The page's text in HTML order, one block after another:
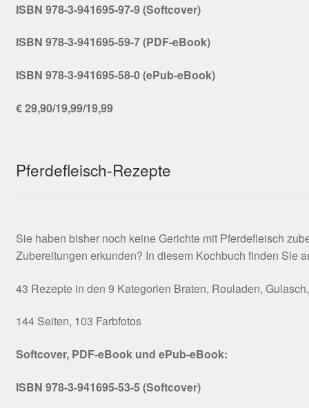
ISBN 978-3-941695-97-9 (Softcover)
ISBN 978-3-941695-59-7 (PDF-eBook)
ISBN 978-3-941695-58-0 (ePub-eBook)
€ 29,90/19,99/19,99
Pferdefleisch-Rezepte
Sie haben bisher noch keine Gerichte mit Pferdefleisch
Zubereitungen erkunden? In diesem Kochbuch finden Sie
43 Rezepte in den 9 Kategorien Braten, Rouladen,
144 Seiten, 103 Farbfotos
Softcover, PDF-eBook und ePub-eBook:
ISBN 978-3-941695-53-5 (Softcover)